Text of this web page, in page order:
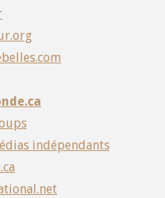
indépendants